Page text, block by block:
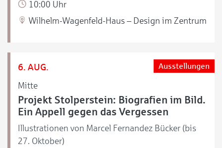
10:00 Uhr
Wilhelm-Wagenfeld-Haus – Design im Zentrum
6. AUG.
Mitte
Ausstellungen
Projekt Stolperstein: Biografien im Bild.
Ein Appell gegen das Vergessen
Illustrationen von Marcel Fernandez Bücker (bis
27. Oktober)